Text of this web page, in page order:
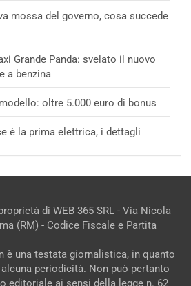
mossa del governo, cosa succede
Grande Panda: svelato il nuovo
a benzina
oltre 5.000 euro di bonus
è la prima elettrica, i dettagli
di WEB 365 SRL - Via Nicola
(RM) - Codice Fiscale e Partita
è una testata giornalistica, in quanto
periodicità. Non può pertanto
editoriale ai sensi della legge n. 62